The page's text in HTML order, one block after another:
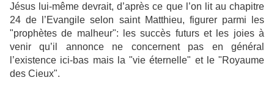
Jésus lui-même devrait, d’après ce que l’on lit au chapitre
24 de l’Evangile selon saint Matthieu, figurer parmi les
"prophètes de malheur": les succès futurs et les joies à
venir qu’il annonce ne concernent pas en général
l’existence ici-bas mais la "vie éternelle" et le "Royaume
des Cieux".